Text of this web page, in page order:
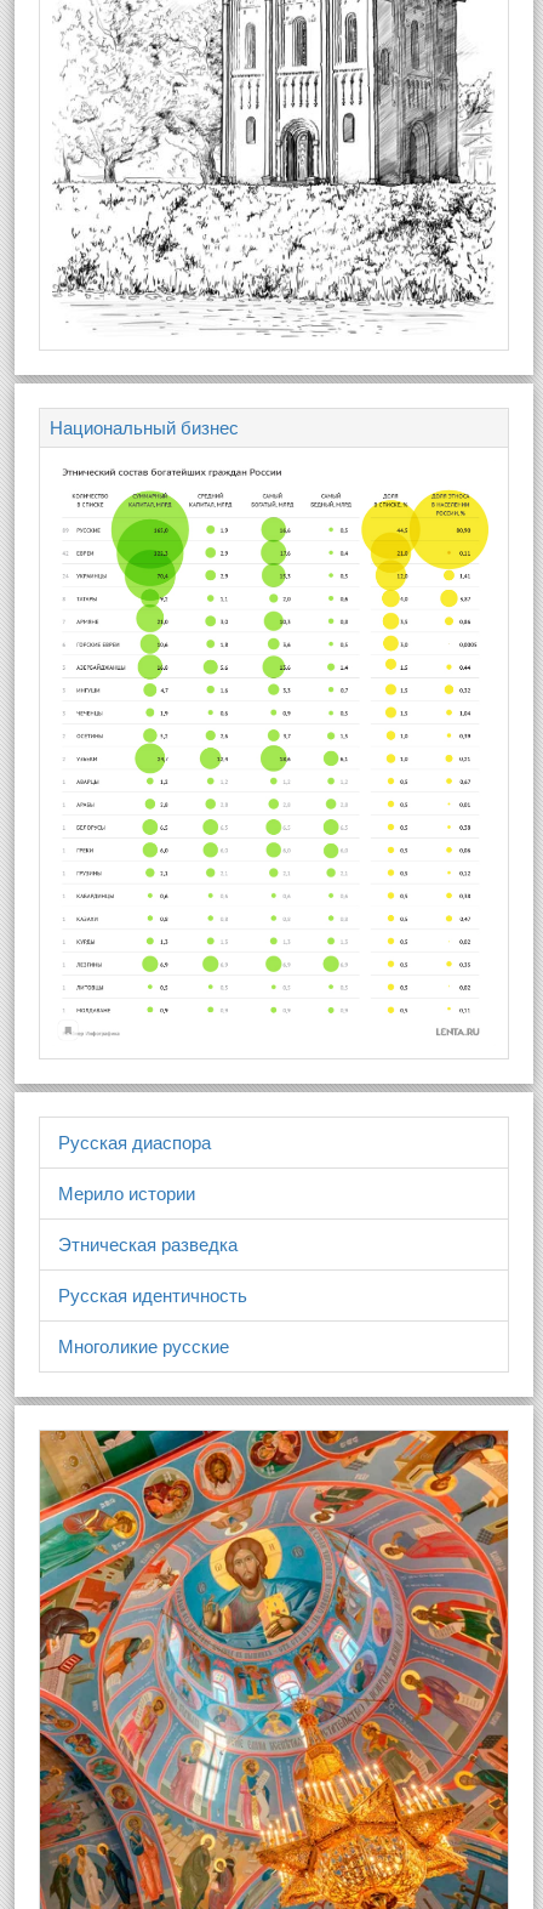
Национальный бизнес
Русская диаспора
Мерило истории
Этническая разведка
Русская идентичность
Многоликие русские